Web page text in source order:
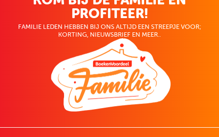
PROFITEER!
FAMILIE LEDEN HEBBEN BIJ ONS ALTIJD EEN STREEPJE VOOR;
KORTING, NIEUWSBRIEF EN MEER..